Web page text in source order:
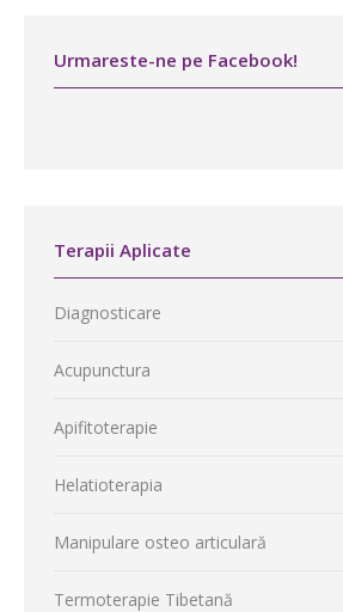
Urmareste-ne pe Facebook!
Terapii Aplicate
Diagnosticare
Acupunctura
Apifitoterapie
Helatioterapia
Manipulare osteo articulară
Termoterapie Tibetană